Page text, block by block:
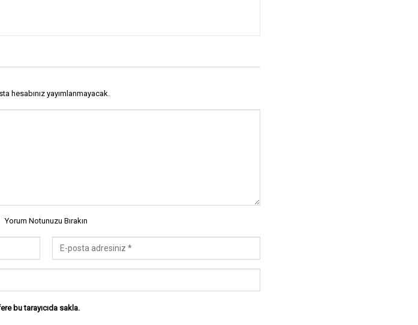
hesabınız yayımlanmayacak.
Yorum Notunuzu Bırakın
bu tarayıcıda sakla.